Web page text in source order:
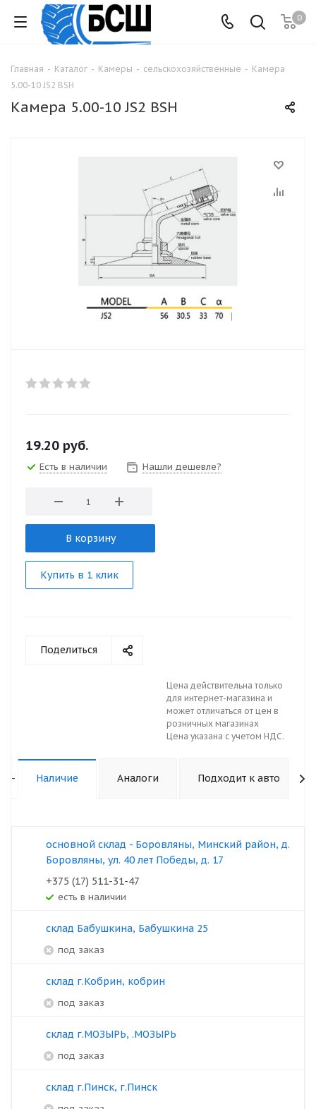
0
Главная - Каталог - Камеры - сельскохозяйственные - Камера
5.00-10 JS2 BSH
Камера 5.00-10 JS2 BSH
19.20 руб.
Есть в наличии Нашли дешевле?
В корзину
Купить в 1 клик
Поделиться
Цена действительна только
для интернет-магазина и
может отличаться от цен в
розничных магазинах
Цена указана с учетом НДС.
- Наличие Аналоги Подходит к авто
основной склад - Боровляны, Минский район, д.
Боровляны, ул. 40 лет Победы, д. 17
+375 (17) 511-31-47
Есть в наличии
склад Бабушкина, Бабушкина 25
под заказ
склад г.Кобрин, кобрин
под заказ
склад г.МОЗЫРЬ, .МОЗЫРЬ
под заказ
склад г.Пинск, г.Пинск